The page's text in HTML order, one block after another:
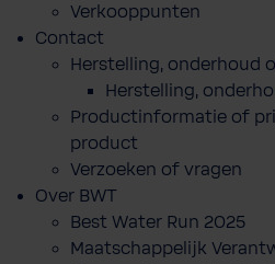
Verkooppunten
Contact
Herstelling, onderhoud
Herstelling,
Productinformatie of
product
Verzoeken of vragen
Over BWT
Best Water Run 2025
Maatschappelijk